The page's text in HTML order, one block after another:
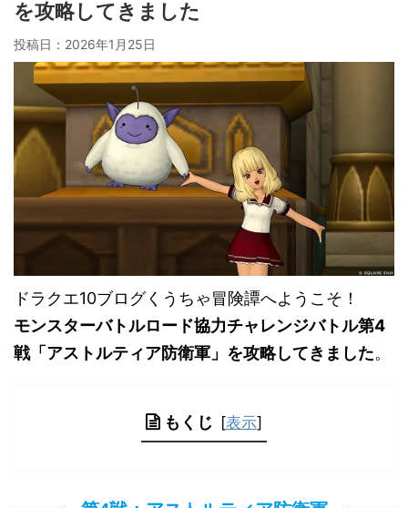
を攻略してきました
投稿日： 2026年1月25日
ドラクエ10ブログくうちゃ冒険譚へようこそ！
モンスターバトルロード協力チャレンジバトル第4
戦「アストルティア防衛軍」を攻略してきました。
もくじ [表示]